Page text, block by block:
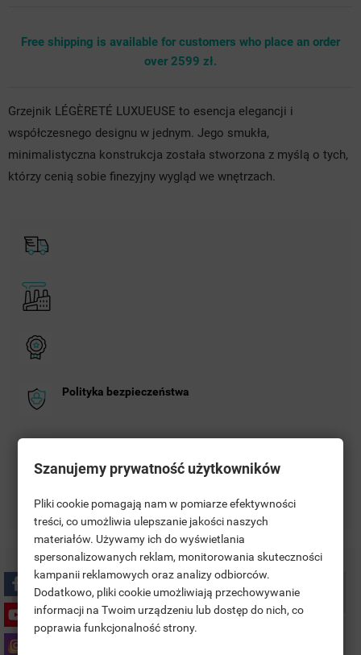
Free shipping is available for customers who place an order
over 2599 zł.
Grzejnik LÉGÈRETÉ LUXUEUSE to esencja elegancji i
współczesnego designu w jednym. Jego smukła,
minimalistyczna konstrukcja została stworzona z myślą o tych,
którzy cenią sobie finezyjny wygląd we wnętrzach.
Polityka bezpieczeństwa
Zasady dostawy
Description
Product Details
MOJE LISTY ŻYCZEŃ
((TITLE))
((LABEL))
SIGN IN
YOU NEED TO BE LOGGED IN TO SAVE PRODUCTS IN YOUR
WISHLIST.
Szanujemy prywatność użytkowników
Pliki cookie pomagają nam w pomiarze efektywności
treści, co umożliwia ulepszanie jakości naszych
materiałów. Używamy ich do wyświetlania
spersonalizowanych reklam, monitorowania skuteczności
kampanii reklamowych oraz analizy odbiorców.
Dodatkowo, pliki cookie umożliwiają przechowywanie
informacji na Twoim urządzeniu lub dostęp do nich, co
poprawia funkcjonalność strony.